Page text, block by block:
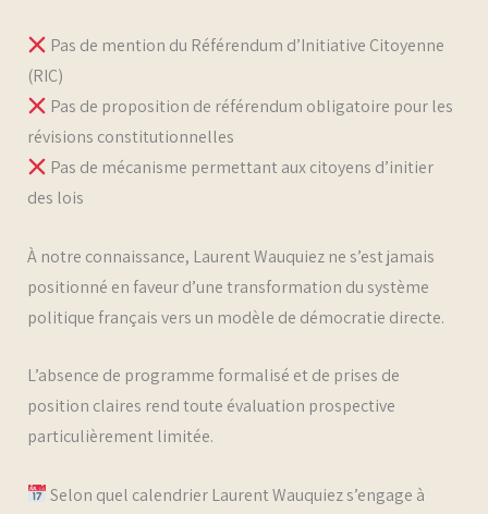
Pas de mention du Référendum d’Initiative Citoyenne
(RIC)
Pas de proposition de référendum obligatoire pour les
révisions constitutionnelles
Pas de mécanisme permettant aux citoyens d’initier
des lois
À notre connaissance, Laurent Wauquiez ne s’est jamais
positionné en faveur d’une transformation du système
politique français vers un modèle de démocratie directe.
L’absence de programme formalisé et de prises de
position claires rend toute évaluation prospective
particulièrement limitée.
Selon quel calendrier Laurent Wauquiez s’engage à